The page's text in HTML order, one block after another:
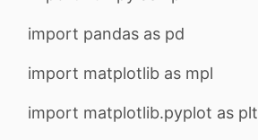
import pandas as pd
import matplotlib as mpl
import matplotlib.pyplot as plt